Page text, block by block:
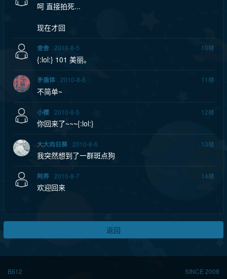
呵 直接拍死...
现在才回
舍舍 2010-8-5 10楼
{:lol:} 101 美丽。
矛盾体 2010-8-5 11楼
不简单~
小樱 2010-8-5 12楼
你回来了~~~{:lol:}
大大向日葵 2010-8-6 13楼
我突然想到了一群斑点狗
阿荞 2010-8-7 14楼
欢迎回来
返回
B612 SINCE 2008